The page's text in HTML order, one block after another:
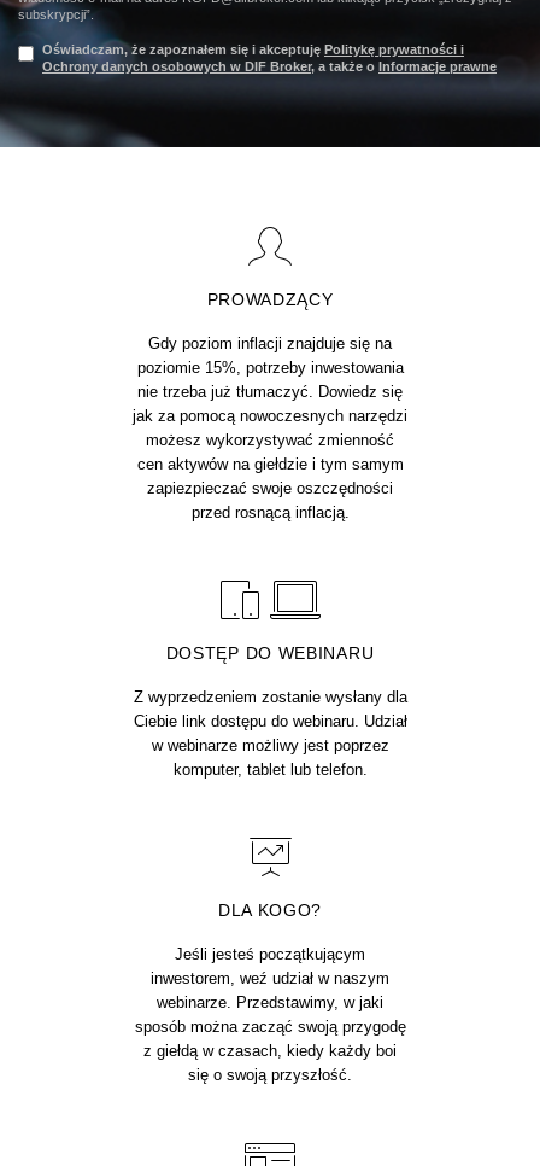
subskrypcji”.
Oświadczam, że zapoznałem się i akceptuję Politykę prywatności i
Ochrony danych osobowych w DIF Broker, a także o Informacje prawne
PROWADZĄCY
Gdy poziom inflacji znajduje się na
poziomie 15%, potrzeby inwestowania
nie trzeba już tłumaczyć. Dowiedz się
jak za pomocą nowoczesnych narzędzi
możesz wykorzystywać zmienność
cen aktywów na giełdzie i tym samym
zapiezpieczać swoje oszczędności
przed rosnącą inflacją.
DOSTĘP DO WEBINARU
Z wyprzedzeniem zostanie wysłany dla
Ciebie link dostępu do webinaru. Udział
w webinarze możliwy jest poprzez
komputer, tablet lub telefon.
DLA KOGO?
Jeśli jesteś początkującym
inwestorem, weź udział w naszym
webinarze. Przedstawimy, w jaki
sposób można zacząć swoją przygodę
z giełdą w czasach, kiedy każdy boi
się o swoją przyszłość.